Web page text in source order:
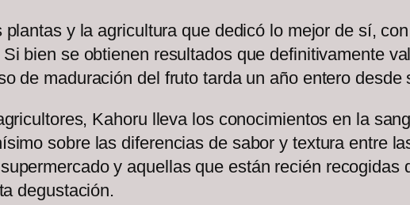
y la agricultura que dedicó lo mejor de sí,
bien se obtienen resultados que definitivamente
de maduración del fruto tarda un año entero desde
Kahoru lleva los conocimientos en la
sobre las diferencias de sabor y textura entre
y aquellas que están recién recogidas
degustación.